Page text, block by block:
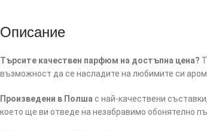
Описание
Търсите качествен парфюм на достъпна цена?
възможност да се насладите на любимите си
Произведени в Полша с най-качествени
което ще ви отведе на незабравимо обонятелно